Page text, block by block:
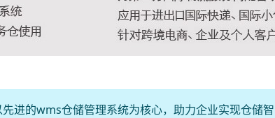
进的wms仓储管理系统为核心，助力企业实现仓储智